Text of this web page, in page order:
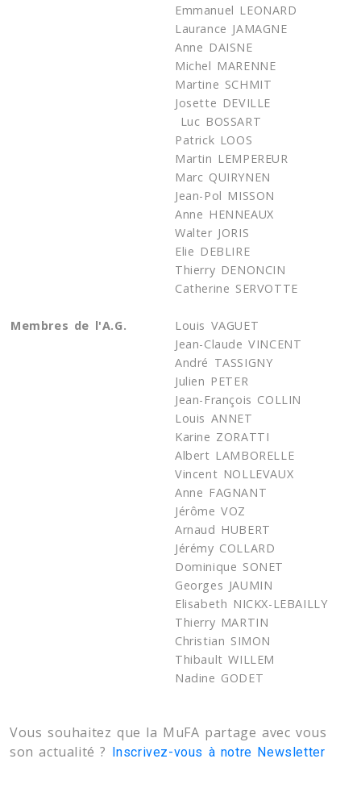
Emmanuel LEONARD
Laurance JAMAGNE
Anne DAISNE
Michel MARENNE
Martine SCHMIT
Josette DEVILLE
Luc BOSSART
Patrick LOOS
Martin LEMPEREUR
Marc QUIRYNEN
Jean-Pol MISSON
Anne HENNEAUX
Walter JORIS
Elie DEBLIRE
Thierry DENONCIN
Catherine SERVOTTE
Membres de l'A.G.
Louis VAGUET
Jean-Claude VINCENT
André TASSIGNY
Julien PETER
Jean-François COLLIN
Louis ANNET
Karine ZORATTI
Albert LAMBORELLE
Vincent NOLLEVAUX
Anne FAGNANT
Jérôme VOZ
Arnaud HUBERT
Jérémy COLLARD
Dominique SONET
Georges JAUMIN
Elisabeth NICKX-LEBAILLY
Thierry MARTIN
Christian SIMON
Thibault WILLEM
Nadine GODET
Vous souhaitez que la MuFA partage avec vous
son actualité ? Inscrivez-vous à notre Newsletter